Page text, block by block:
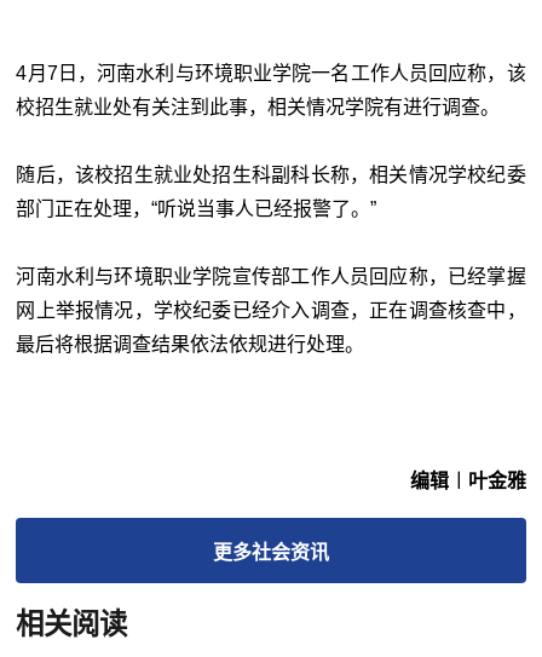
4月7日，河南水利与环境职业学院一名工作人员回应称，该
校招生就业处有关注到此事，相关情况学院有进行调查。
随后，该校招生就业处招生科副科长称，相关情况学校纪委
部门正在处理，“听说当事人已经报警了。”
河南水利与环境职业学院宣传部工作人员回应称，已经掌握
网上举报情况，学校纪委已经介入调查，正在调查核查中，
最后将根据调查结果依法依规进行处理。
编辑︱叶金雅
更多社会资讯
相关阅读